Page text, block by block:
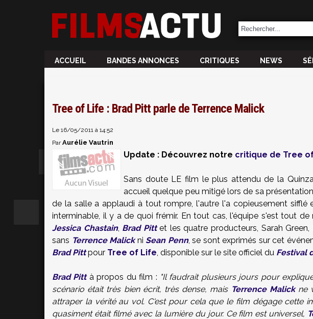
ACCUEIL BANDES ANNONCES CRITIQUES NEWS
Tree of Life : Brad Pitt parle de Terrence Malick
Le 16/05/2011 à 14:52
ParAurélie Vautrin
Update : Découvrez notre critique de Tree
Sans doute LE film le plus attendu de la
accueil quelque peu mitigé lors de sa
de la salle a applaudi à tout rompre, l'autre l'a copieusement sifflé
interminable, il y a de quoi frémir. En tout cas, l'équipe s'est tout de
Jessica Chastain, Brad Pittet les quatre producteurs, Sarah Green,
sans Terrence MalickniSean Penn, se sont exprimés sur cet
Brad Pittpour Tree of Life, disponible sur le site officiel du Festival
Brad Pittà propos du film : "Il faudrait plusieurs jours pour
scénario était très bien écrit, très dense, mais Terrence Malickne
attraper la vérité au vol. C'est pour cela que le film dégage cette
quasiment était filmé avec la lumière du jour. Ce film est universel,